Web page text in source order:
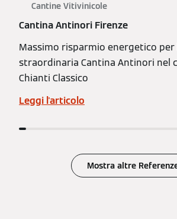
Cantine Vitivinicole
Cantina Antinori Firenze
Massimo risparmio energetico per
straordinaria Cantina Antinori nel
Chianti Classico
Leggi l'articolo
Mostra altre